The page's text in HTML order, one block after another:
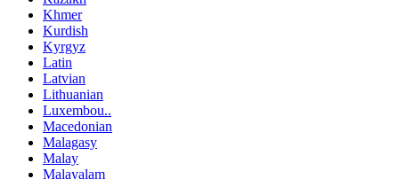
Khmer
Kurdish
Kyrgyz
Latin
Latvian
Lithuanian
Luxembou..
Macedonian
Malagasy
Malay
Malayalam